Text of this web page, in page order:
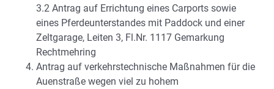
3.2 Antrag auf Errichtung eines Carports sowie
eines Pferdeunterstandes mit Paddock und einer
Zeltgarage, Leiten 3, Fl.Nr. 1117 Gemarkung
Rechtmehring
Antrag auf verkehrstechnische Maßnahmen für die
Auenstraße wegen viel zu hohem